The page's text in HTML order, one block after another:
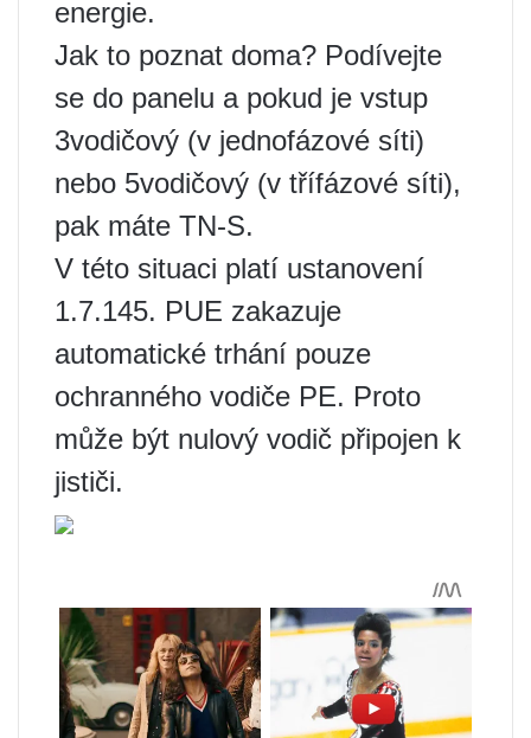
energie.
Jak to poznat doma? Podívejte
se do panelu a pokud je vstup
3vodičový (v jednofázové síti)
nebo 5vodičový (v třífázové síti),
pak máte TN-S.
V této situaci platí ustanovení
1.7.145. PUE zakazuje
automatické trhání pouze
ochranného vodiče PE. Proto
může být nulový vodič připojen k
jističi.